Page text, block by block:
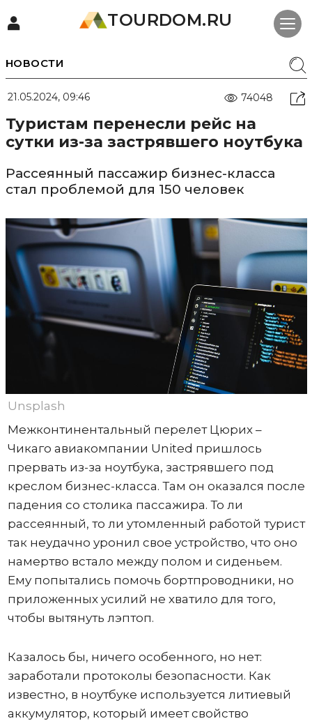
TOURDOM.RU
НОВОСТИ
21.05.2024, 09:46 74048
Туристам перенесли рейс на
сутки из-за застрявшего ноутбука
Рассеянный пассажир бизнес-класса
стал проблемой для 150 человек
Unsplash
Межконтинентальный перелет Цюрих –
Чикаго авиакомпании United пришлось
прервать из-за ноутбука, застрявшего под
креслом бизнес-класса. Там он оказался после
падения со столика пассажира. То ли
рассеянный, то ли утомленный работой турист
так неудачно уронил свое устройство, что оно
намертво встало между полом и сиденьем.
Ему попытались помочь бортпроводники, но
приложенных усилий не хватило для того,
чтобы вытянуть лэптоп.
Казалось бы, ничего особенного, но нет:
заработали протоколы безопасности. Как
известно, в ноутбуке используется литиевый
аккумулятор, который имеет свойство